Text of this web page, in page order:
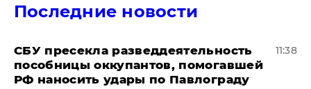
Последние новости
СБУ пресекла разведдеятельность
пособницы оккупантов, помогавшей
РФ наносить удары по Павлограду
11:38